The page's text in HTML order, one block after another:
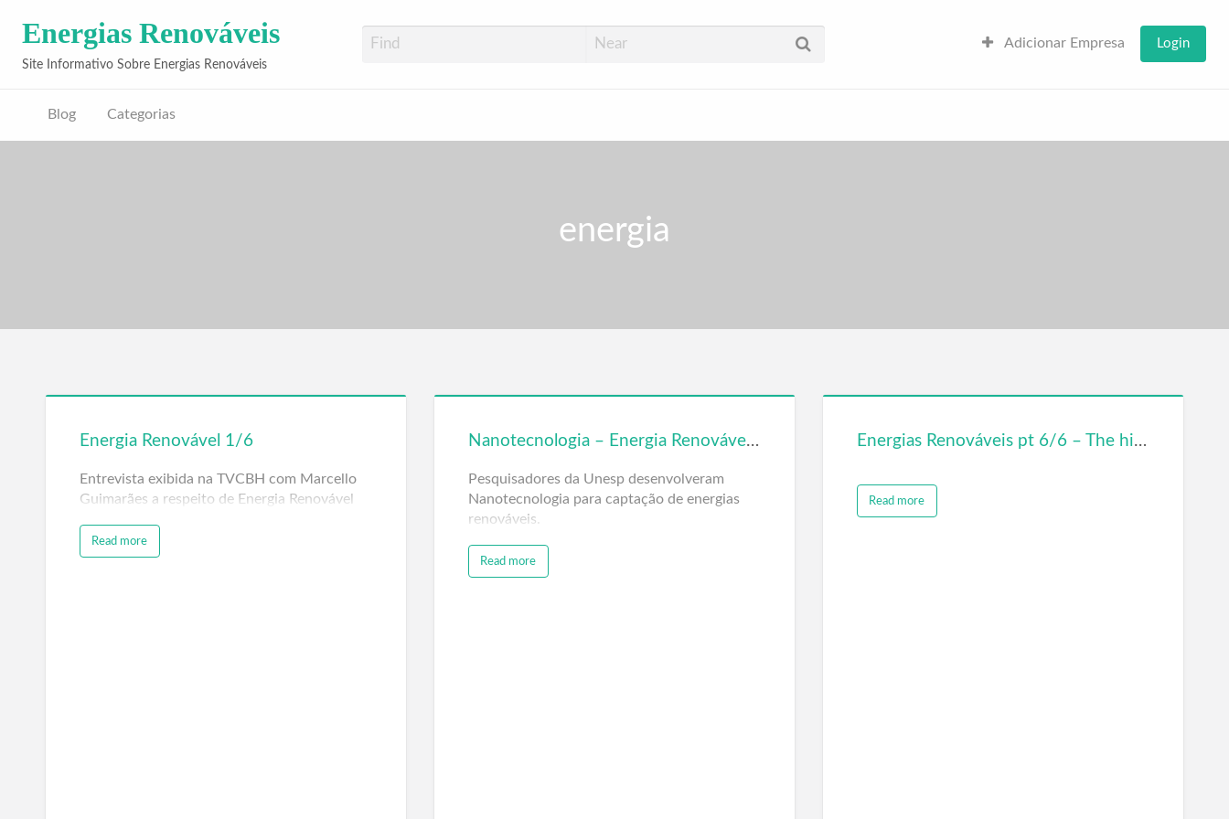
Energias Renováveis
Site Informativo Sobre Energias Renováveis
Adicionar Empresa Login
Blog Categorias
energia
Energia Renovável 1/6
Entrevista exibida na TVCBH com Marcello
Guimarães a respeito de Energia Renovável
Read more
Nanotecnologia – Energia Renovável – INCTMN – CMDMC – Unesp – USP – UFSCar – IPEN
Pesquisadores da Unesp desenvolveram
Nanotecnologia para captação de energias
renováveis.
Read more
Energias Renováveis pt 6/6 – The history Channel – Maravilhas Modernas
Read more